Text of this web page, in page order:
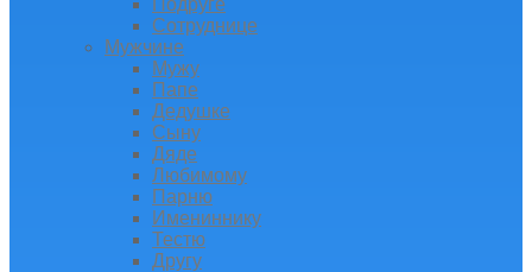
Подруге
Сотруднице
Мужчине
Мужу
Папе
Дедушке
Сыну
Дяде
Любимому
Парню
Имениннику
Тестю
Другу